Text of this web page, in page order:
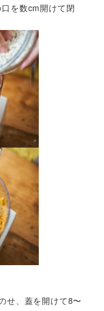
を数cm開けて閉
せ、蓋を開けて8〜